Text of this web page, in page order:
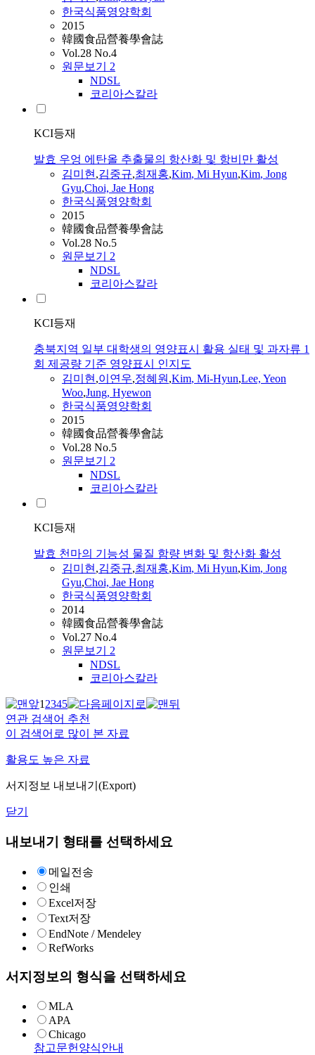
한국식품영양학회
2015
韓國食品營養學會誌
Vol.28 No.4
원문보기 2
NDSL
코리아스칼라
KCI등재
발효 우엉 에탄올 추출물의 항산화 및 항비만 활성
김미현,김중규,최재홍,Kim, Mi Hyun,Kim, Jong
Gyu,Choi, Jae Hong
한국식품영양학회
2015
韓國食品營養學會誌
Vol.28 No.5
원문보기 2
NDSL
코리아스칼라
KCI등재
충북지역 일부 대학생의 영양표시 활용 실태 및 과자류 1
회 제공량 기준 영양표시 인지도
김미현,이연우,정혜원,Kim, Mi-Hyun,Lee, Yeon
Woo,Jung, Hyewon
한국식품영양학회
2015
韓國食品營養學會誌
Vol.28 No.5
원문보기 2
NDSL
코리아스칼라
KCI등재
발효 천마의 기능성 물질 함량 변화 및 항산화 활성
김미현,김중규,최재홍,Kim, Mi Hyun,Kim, Jong
Gyu,Choi, Jae Hong
한국식품영양학회
2014
韓國食品營養學會誌
Vol.27 No.4
원문보기 2
NDSL
코리아스칼라
12345
연관 검색어 추천
이 검색어로 많이 본 자료
활용도 높은 자료
서지정보 내보내기(Export)
닫기
내보내기 형태를 선택하세요
메일전송
인쇄
Excel저장
Text저장
EndNote / Mendeley
RefWorks
서지정보의 형식을 선택하세요
MLA
APA
Chicago
참고문헌양식안내